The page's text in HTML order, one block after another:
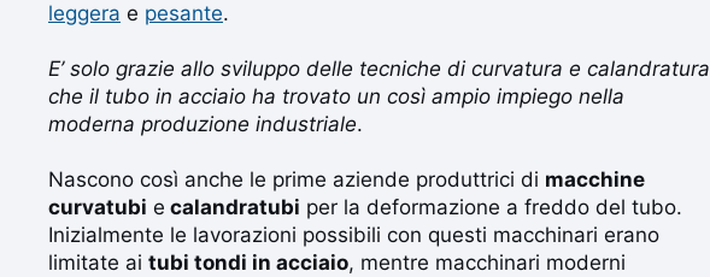
leggera e pesante.
E’ solo grazie allo sviluppo delle tecniche di curvatura e calandratura
che il tubo in acciaio ha trovato un così ampio impiego nella
moderna produzione industriale.
Nascono così anche le prime aziende produttrici di macchine
curvatubi e calandratubi per la deformazione a freddo del tubo.
Inizialmente le lavorazioni possibili con questi macchinari erano
limitate ai tubi tondi in acciaio, mentre macchinari moderni